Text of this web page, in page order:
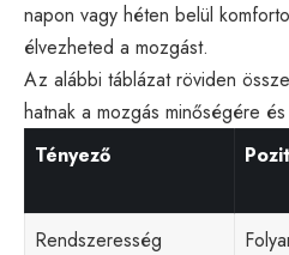
napon vagy héten belül
élvezheted a mozgást.
Az alábbi táblázat röviden
hatnak a mozgás minőségére
Tényező
Rendszeresség